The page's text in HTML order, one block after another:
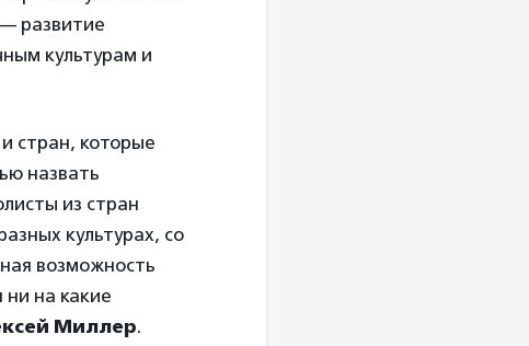
развитие
культурам и
стран, которые
назвать
из стран
культурах, со
возможность
на какие
Миллер.